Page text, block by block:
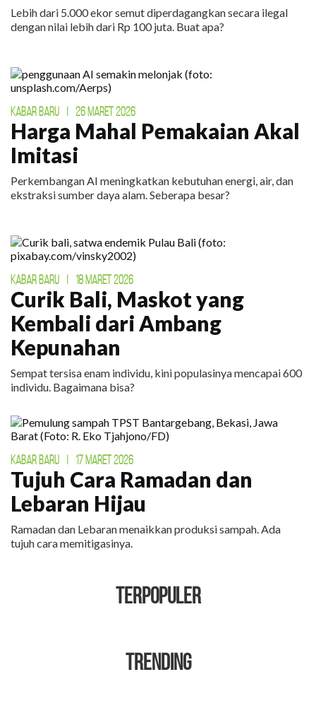
Lebih dari 5.000 ekor semut diperdagangkan secara ilegal
dengan nilai lebih dari Rp 100 juta. Buat apa?
KABAR BARU 26 MARET 2026
Harga Mahal Pemakaian Akal
Imitasi
Perkembangan AI meningkatkan kebutuhan energi, air, dan
ekstraksi sumber daya alam. Seberapa besar?
KABAR BARU 18 MARET 2026
Curik Bali, Maskot yang
Kembali dari Ambang
Kepunahan
Sempat tersisa enam individu, kini populasinya mencapai 600
individu. Bagaimana bisa?
KABAR BARU 17 MARET 2026
Tujuh Cara Ramadan dan
Lebaran Hijau
Ramadan dan Lebaran menaikkan produksi sampah. Ada
tujuh cara memitigasinya.
TERPOPULER
Trending